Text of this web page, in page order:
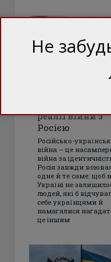
реалії війни з
Росією
Російсько-
війна – це
війна за
Росія завжди
одне й те саме: щоб в
Україні не
людей, які б
себе українцями й
намагалися
це іншим
Не